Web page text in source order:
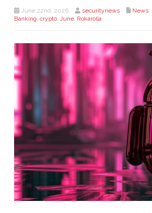
June 22nd, 2026 securitynews News
Banking, crypto, June, Rokarolla